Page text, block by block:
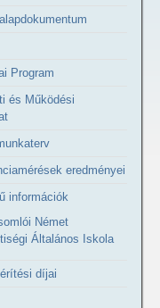
Program
és Működési
eredményei
információk
Német
Általános Iskola
díjai